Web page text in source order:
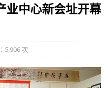
业中心新会址开幕
5,906 次